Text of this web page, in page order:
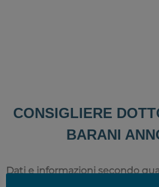
CONSIGLIERE
BARANI
Dati e informazioni secondo